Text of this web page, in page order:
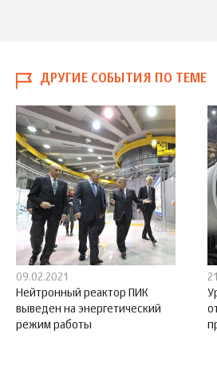
ДРУГИЕ СОБЫТИЯ ПО ТЕМЕ
09.02.2021
Нейтронный реактор ПИК
выведен на энергетический
режим работы